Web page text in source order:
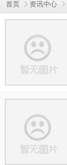
首页 资讯中心